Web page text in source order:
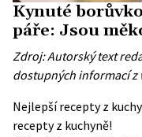
Kynuté
páře: Jsou
Zdroj: Autorský text
dostupných informací z
Nejlepší recepty z
recepty z kuchyně!